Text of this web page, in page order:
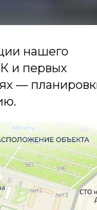
нашего
и первых
—